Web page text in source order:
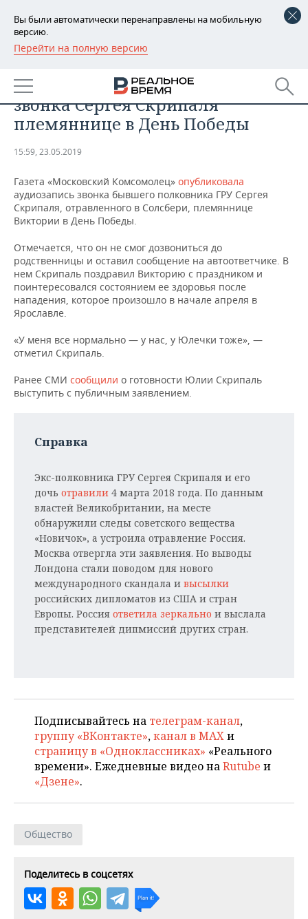
Вы были автоматически перенаправлены на мобильную
версию.
Перейти на полную версию
РЕГИОНЫ
БАШКОРТОСТАН
ТАТАРСТАН
НОВОСТИ
АНАЛИТИКА
ДЕКЛАРАЦИИ О ДОХОДАХ
КОРОЛИ ГОСЗАКАЗА ПФО
КОМУ ПРИНАДЛЕЖАТ
ТОРГОВЫЕ ЦЕНТРЫ
ТАТАРСТАНА
НОВОСТИ ЭКОНОМИКИ
ФИНАНСЫ
БЮДЖЕТ
ИНВЕСТИЦИИ
ПРОМЫШЛЕННОСТЬ
НОВОСТИ
ПРОМЫШЛЕННОСТИ
АГРОПРОМ
МАШИНОСТРОЕНИЕ
НЕФТЕХИМИЯ
НЕФТЬ
ОПК
НЕДВИЖИМОСТЬ
НОВОСТИ АВТО
БИЗНЕС
НОВОСТИ БИЗНЕСА
РОЗНИЧНАЯ ТОРГОВЛЯ
УСЛУГИ
ТЕХНОЛОГИИ
НОВОСТИ ТЕХНОЛОГИЙ
МЕДИА
МЕРОПРИЯТИЯ
ВЫЕЗДНАЯ РЕДАКЦИЯ
ОТКРЫТАЯ ЛЕКЦИЯ
НОВОСТИ СПОРТА
БАСКЕТБОЛ
ВОЛЕЙБОЛ
КИБЕРСПОРТ
ФИГУРНОЕ КАТАНИЕ
ВОДНЫЕ ВИДЫ СПОРТА
ОБЩЕСТВО
ИНФРАСТРУКТУРА
ИСТОРИЯ
КУЛЬТУРА
МЕДИЦИНА
ОБРАЗОВАНИЕ
СПРАВОЧНИК
СПИСОК ПЕРСОН
СПИСОК КОМПАНИЙ
ПОЛНАЯ ВЕРСИЯ
СМИ опубликовали аудиозапись
звонка Сергея Скрипаля
племяннице в День Победы
15:59, 23.05.2019
Газета «Московский Комсомолец» опубликовала
аудиозапись звонка бывшего полковника ГРУ Сергея
Скрипаля, отравленного в Солсбери, племяннице
Виктории в День Победы.
Отмечается, что он не смог дозвониться до
родственницы и оставил сообщение на автоответчике. В
нем Скрипаль поздравил Викторию с праздником и
поинтересовался состоянием ее здоровья после
нападения, которое произошло в начале апреля в
Ярославле.
«У меня все нормально — у нас, у Юлечки тоже», —
отметил Скрипаль.
Ранее СМИ сообщили о готовности Юлии Скрипаль
выступить с публичным заявлением.
Справка
Экс-полковника ГРУ Сергея Скрипаля и его
дочь отравили 4 марта 2018 года. По данным
властей Великобритании, на месте
обнаружили следы советского вещества
«Новичок», а устроила отравление Россия.
Москва отвергла эти заявления. Но выводы
Лондона стали поводом для нового
международного скандала и высылки
российских дипломатов из США и стран
Европы. Россия ответила зеркально и выслала
представителей дипмиссий других стран.
Подписывайтесь на телеграм-канал,
группу «ВКонтакте»,канал в MAXи
страницу в «Одноклассниках» «Реального
времени». Ежедневные видео наRutube и
«Дзене».
Общество
Поделитесь в соцсетях